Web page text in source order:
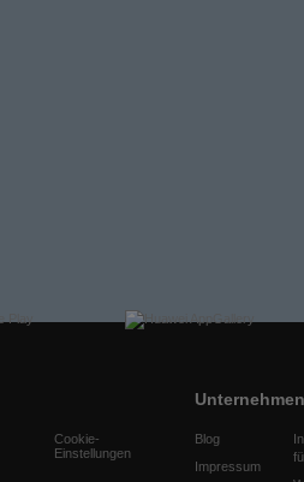
Cookie-
Einstellungen
Unternehmen
Blog
Impressum